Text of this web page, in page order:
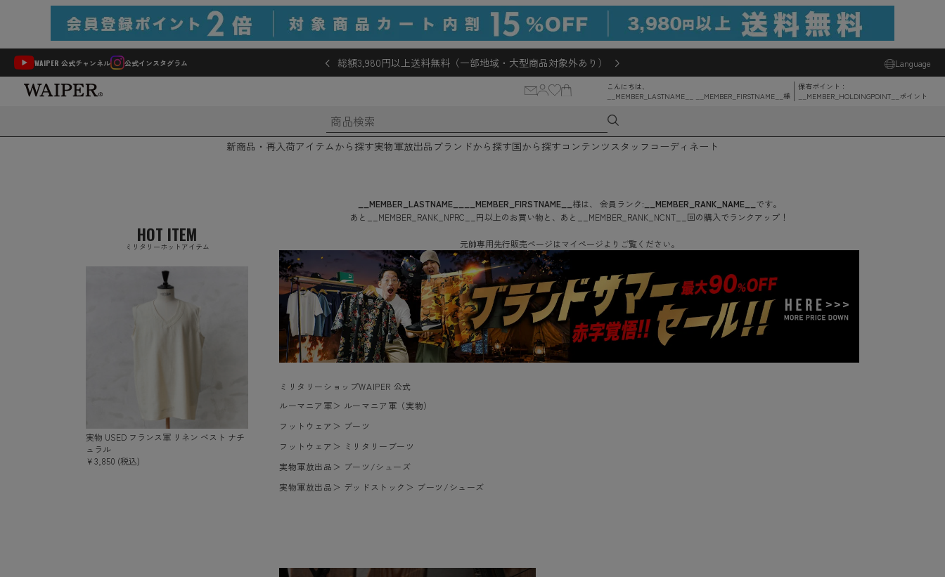
WAIPER 公式チャンネル 公式インスタグラム 総額3,980円以上送料無料（一部地域・大型商品対象外あり） Language
こんにちは、
__MEMBER_LASTNAME__ __MEMBER_FIRSTNAME__ 様
保有ポイント：
__MEMBER_HOLDINGPOINT__
ポイント
新商品・再入荷アイテムから探す実物軍放出品 ブランドから探す国から探す コンテンツ スタッフコーディネート
__MEMBER_LASTNAME__ __MEMBER_FIRSTNAME__ 様は、 会員ランク: __MEMBER_RANK_NAME__ です。
あと
__MEMBER_RANK_NPRC__ 円以上のお買い物と、あと __MEMBER_RANK_NCNT__ 回の購入でランクアップ！
元帥専用先行販売ページはマイページよりご覧ください。
ミリタリーショップWAIPER 公式
ルーマニア軍＞ ルーマニア軍（実物）
フットウェア ＞ ブーツ
フットウェア ＞ ミリタリーブーツ
実物軍放出品 ＞ ブーツ/シューズ
実物軍放出品 ＞ デッドストック ＞ ブーツ/シューズ
HOT ITEM
ミリタリーホットアイテム
実物 USED フランス軍 リネン ベスト ナチ
ュラル
￥3,850 (税込)